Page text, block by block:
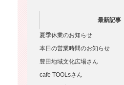
最新記事
夏季休業のお知らせ
本日の営業時間のお知らせ
豊田地域文化広場さん
cafe TOOLsさん